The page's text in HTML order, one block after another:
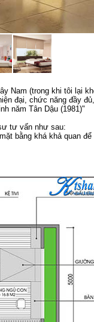
Nam (trong khi tôi lại
đại, chức năng đầy
năm Tân Dậu (1981)"
tư vấn như sau:
bằng khá khả quan